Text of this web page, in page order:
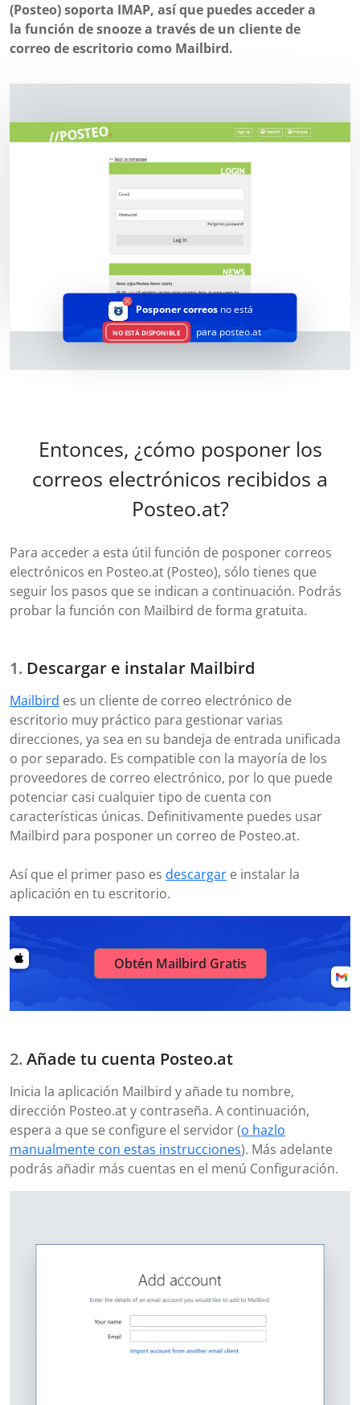
(Posteo) soporta IMAP, así que puedes acceder a
la función de snooze a través de un cliente de
correo de escritorio como Mailbird.
Posponer correos no está
NO ESTÁ DISPONIBLE para posteo.at
Entonces, ¿cómo posponer los
correos electrónicos recibidos a
Posteo.at?
Para acceder a esta útil función de posponer correos
electrónicos en Posteo.at (Posteo), sólo tienes que
seguir los pasos que se indican a continuación. Podrás
probar la función con Mailbird de forma gratuita.
Descargar e instalar Mailbird
Mailbird es un cliente de correo electrónico de
escritorio muy práctico para gestionar varias
direcciones, ya sea en su bandeja de entrada unificada
o por separado. Es compatible con la mayoría de los
proveedores de correo electrónico, por lo que puede
potenciar casi cualquier tipo de cuenta con
características únicas. Definitivamente puedes usar
Mailbird para posponer un correo de Posteo.at.
Así que el primer paso es descargar e instalar la
aplicación en tu escritorio.
Obtén Mailbird Gratis
Añade tu cuenta Posteo.at
Inicia la aplicación Mailbird y añade tu nombre,
dirección Posteo.at y contraseña. A continuación,
espera a que se configure el servidor (o hazlo
manualmente con estas instrucciones). Más adelante
podrás añadir más cuentas en el menú Configuración.